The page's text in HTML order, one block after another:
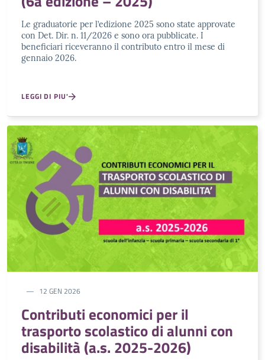
Le graduatorie per l’edizione 2025 sono state approvate
con Det. Dir. n. 11/2026 e sono ora pubblicate. I
beneficiari riceveranno il contributo entro il mese di
gennaio 2026.
LEGGI DI PIU'
12 GEN 2026
Contributi economici per il
trasporto scolastico di alunni con
disabilità (a.s. 2025-2026)